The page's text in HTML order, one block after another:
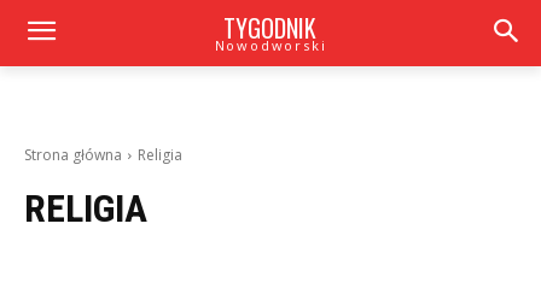
TYGODNIK
Nowodworski
Strona główna Religia
RELIGIA